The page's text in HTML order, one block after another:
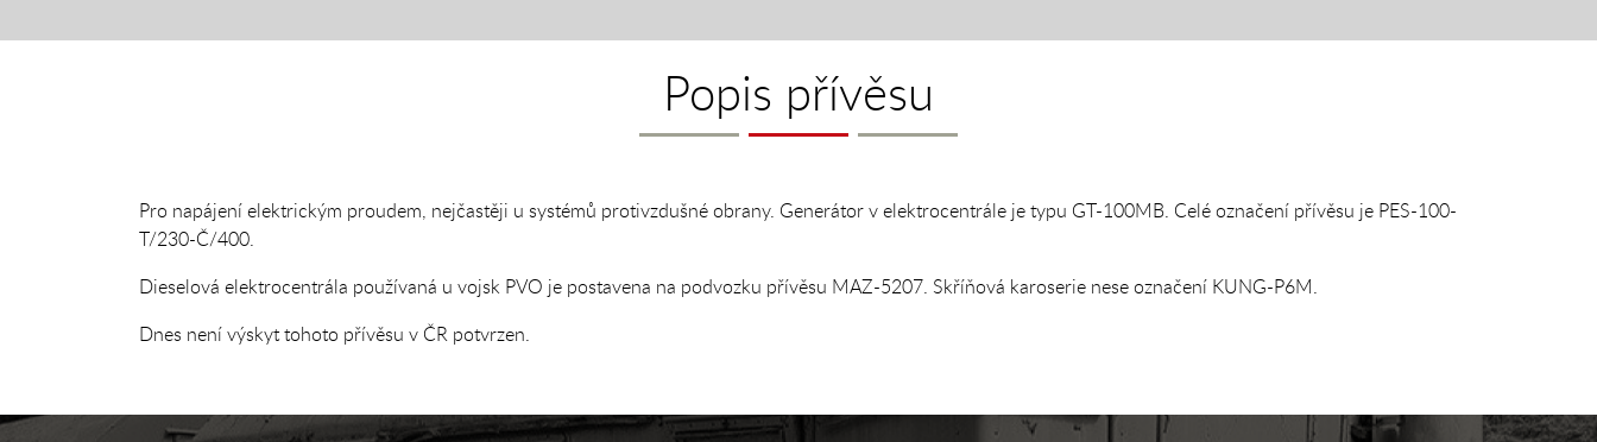
Popis přívěsu
Pro napájení elektrickým proudem, nejčastěji u systémů protivzdušné obrany. Generátor v elektrocentrále je typu GT-100MB. Celé označení přívěsu je PES-100-
T/230-Č/400.
Dieselová elektrocentrála používaná u vojsk PVO je postavena na podvozku přívěsu MAZ-5207. Skříňová karoserie nese označení KUNG-P6M.
Dnes není výskyt tohoto přívěsu v ČR potvrzen.